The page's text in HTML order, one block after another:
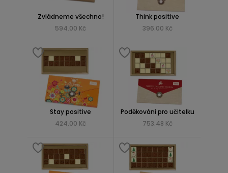
Zvládneme všechno!
594.00 Kč
Think positive
396.00 Kč
Stay positive
424.00 Kč
Poděkování pro učitelku
753.48 Kč